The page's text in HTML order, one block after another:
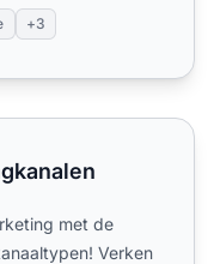
+3
met de
Verken